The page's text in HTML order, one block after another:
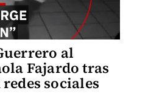
al
Fajardo tras
sociales